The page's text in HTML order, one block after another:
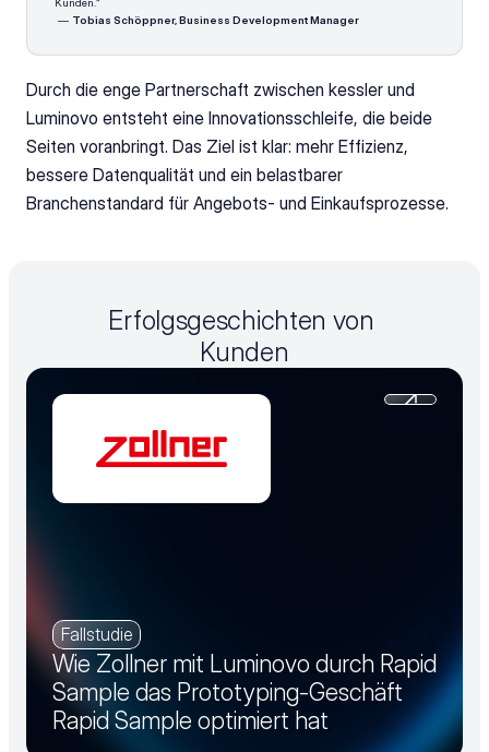
— Tobias Schöppner, Business Development Manager
Durch die enge Partnerschaft zwischen kessler und
Luminovo entsteht eine Innovationsschleife, die beide
Seiten voranbringt. Das Ziel ist klar: mehr Effizienz,
bessere Datenqualität und ein belastbarer
Branchenstandard für Angebots- und Einkaufsprozesse.
Erfolgsgeschichten von
Kunden
Fallstudie
Wie Zollner mit Luminovo durch Rapid
Sample das Prototyping-Geschäft
Rapid Sample optimiert hat